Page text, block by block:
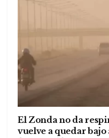
El Zonda no da
vuelve a quedar